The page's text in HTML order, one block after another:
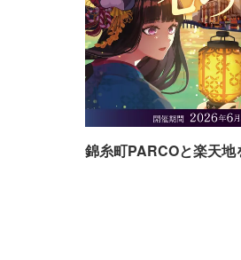
錦糸町PARCOと楽天地